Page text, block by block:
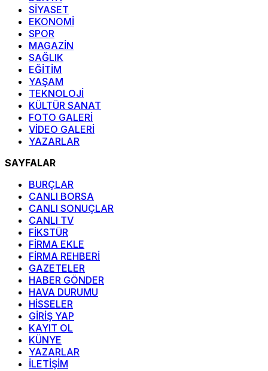
SİYASET
EKONOMİ
SPOR
MAGAZİN
SAĞLIK
EĞİTİM
YAŞAM
TEKNOLOJİ
KÜLTÜR SANAT
FOTO GALERİ
VİDEO GALERİ
YAZARLAR
SAYFALAR
BURÇLAR
CANLI BORSA
CANLI SONUÇLAR
CANLI TV
FİKSTÜR
FİRMA EKLE
FİRMA REHBERİ
GAZETELER
HABER GÖNDER
HAVA DURUMU
HİSSELER
GİRİŞ YAP
KAYIT OL
KÜNYE
YAZARLAR
İLETİŞİM